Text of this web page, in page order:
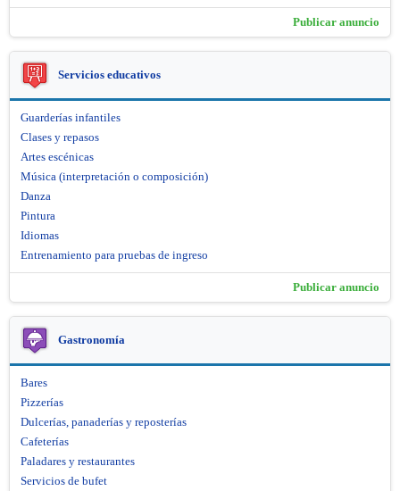
Publicar anuncio
Servicios educativos
Guarderías infantiles
Clases y repasos
Artes escénicas
Música (interpretación o composición)
Danza
Pintura
Idiomas
Entrenamiento para pruebas de ingreso
Publicar anuncio
Gastronomía
Bares
Pizzerías
Dulcerías, panaderías y reposterías
Cafeterías
Paladares y restaurantes
Servicios de bufet